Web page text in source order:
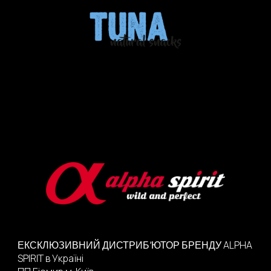
ЕКСКЛЮЗИВНИЙ ДИСТРИБ’ЮТОР БРЕНДУALPHA
SPIRITв Україні